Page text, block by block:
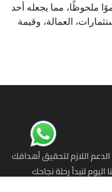
ملحوظًا، مما يجعله أحد
العمالة، وقيمة
اللازم لتحقيق أهدافك
لنبدأ رحلة نجاحك